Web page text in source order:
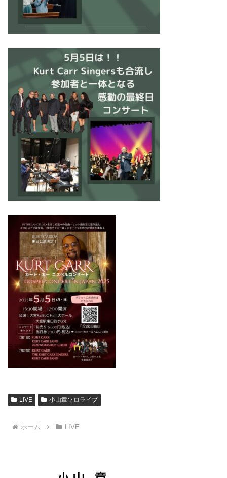
LIVE 小山章ソロライブ
ホーム LIVE